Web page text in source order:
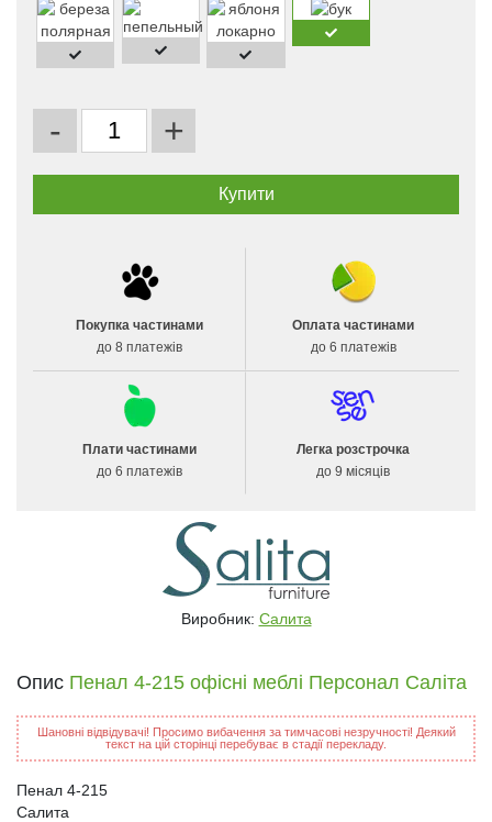
- +
Покупка частинами
до 8 платежів
Оплата частинами
до 6 платежів
Плати частинами
до 6 платежів
Легка розстрочка
до 9 місяців
Виробник: Салита
Опис Пенал 4-215 офісні меблі Персонал Саліта
Шановні відвідувачі! Просимо вибачення за тимчасові незручності! Деякий
текст на цій сторінці перебуває в стадії перекладу.
Пенал 4-215
Салита